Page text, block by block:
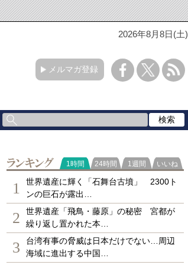
2026年8月8日(土)
メルマガ登録
ランキング
1時間 24時間 1週間 いいね
1
世界遺産に輝く「石舞台古墳」 2300ト
ンの巨石が露出…
2
世界遺産「飛鳥・藤原」の秘密 宮都が
繰り返し置かれた本…
3
台湾有事の脅威は日本だけでない…周辺
海域に進出する中国…